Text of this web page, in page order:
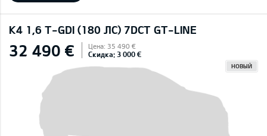
K4 1,6 T-GDI (180 ЛС) 7DCT GT-LINE
32 490 € Цена: 35 490 €
Скидка: 3 000 €
НОВЫЙ